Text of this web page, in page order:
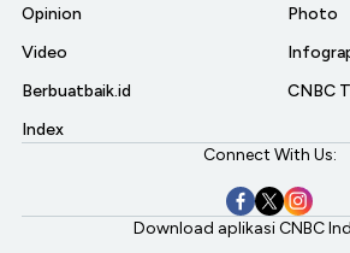
Opinion
Video
Berbuatbaik.id
Index
Photo
CNBC
Connect With Us:
Download aplikasi CNBC